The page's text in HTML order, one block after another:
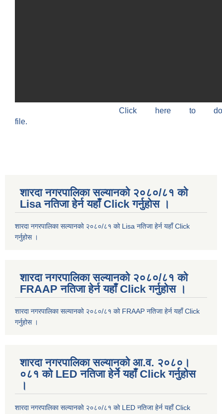
Click here to
file.
शारदा नगरपालिका सल्यानको २०८०/८१ को
Lisa नतिजा हेर्न यहाँ Click गर्नुहोस ।
शारदा नगरपालिका सल्यानको २०८०/८१ को Lisa नतिजा हेर्न यहाँ Click
गर्नुहोस ।
शारदा नगरपालिका सल्यानको २०८०/८१ को
FRAAP नतिजा हेर्न यहाँ Click गर्नुहोस ।
शारदा नगरपालिका सल्यानको २०८०/८१ को FRAAP नतिजा हेर्न यहाँ Click
गर्नुहोस ।
शारदा नगरपालिका सल्यानको आ.व. २०८०।
०८१ को LED नतिजा हेर्ने यहाँ Click गर्नुहोस
।
शारदा नगरपालिका सल्यानको २०८०/८१ को LED नतिजा हेर्न यहाँ Click